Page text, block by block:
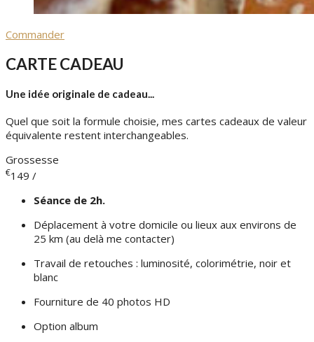
Commander
CARTE CADEAU
Une idée originale de cadeau...
Quel que soit la formule choisie, mes cartes cadeaux de valeur
équivalente restent interchangeables.
Grossesse
€149 /
Séance de 2h.
Déplacement à votre domicile ou lieux aux environs de
25 km (au delà me contacter)
Travail de retouches : luminosité, colorimétrie, noir et
blanc
Fourniture de 40 photos HD
Option album